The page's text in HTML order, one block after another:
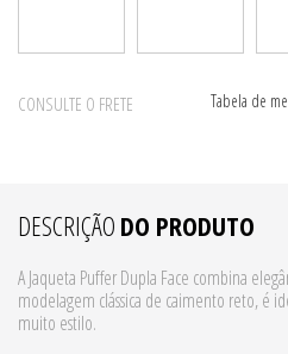
CONSULTE O FRETE Tabela de
DESCRIÇÃO DO PRODUTO
A Jaqueta Puffer Dupla Face combina
modelagem clássica de caimento reto, é
muito estilo.